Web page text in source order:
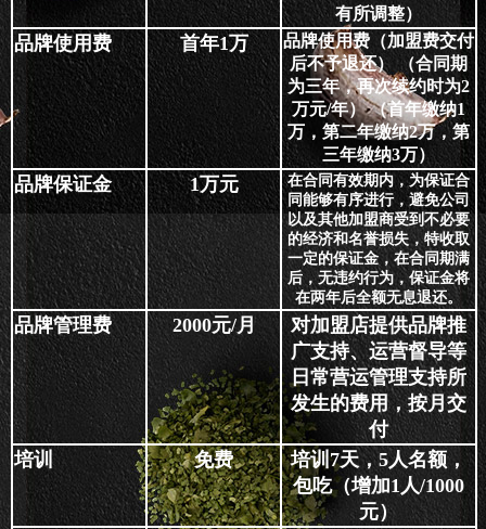
有所调整）
品牌使用费 首年1万
品牌使用费（加盟费交付
后不予退还） （合同期
为三年，再次续约时为2
万元/年） （首年缴纳1
万，第二年缴纳2万，第
三年缴纳3万）
品牌保证金 1万元
在合同有效期内，为保证合
同能够有序进行，避免公司
以及其他加盟商受到不必要
的经济和名誉损失，特收取
一定的保证金，在合同期满
后，无违约行为，保证金将
在两年后全额无息退还。
品牌管理费 2000元/月
对加盟店提供品牌推
广支持、运营督导等
日常营运管理支持所
发生的费用，按月交
付
培训
免费
培训7天，5人名额，
包吃（增加1人/1000
元）